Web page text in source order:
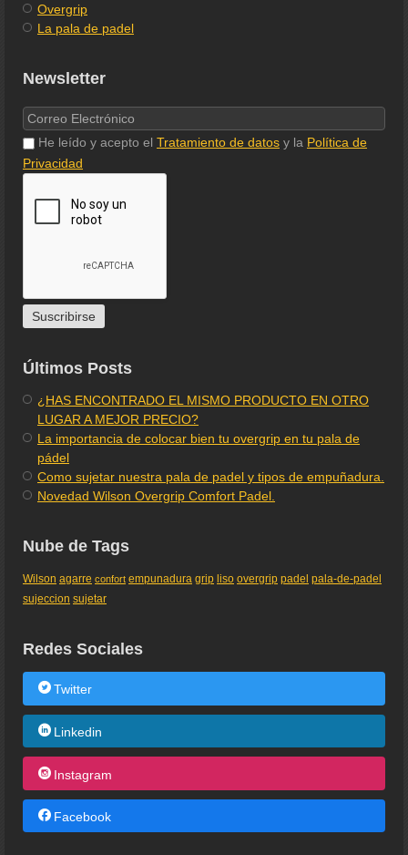
Overgrip
La pala de padel
Newsletter
He leído y acepto el Tratamiento de datos y la Política de
Privacidad
Últimos Posts
¿HAS ENCONTRADO EL MISMO PRODUCTO EN OTRO
LUGAR A MEJOR PRECIO?
La importancia de colocar bien tu overgrip en tu pala de
pádel
Como sujetar nuestra pala de padel y tipos de empuñadura.
Novedad Wilson Overgrip Comfort Padel.
Nube de Tags
Wilson agarre confort empunadura grip liso overgrip padel pala-de-padel
sujeccion sujetar
Redes Sociales
Twitter
Linkedin
Instagram
Facebook